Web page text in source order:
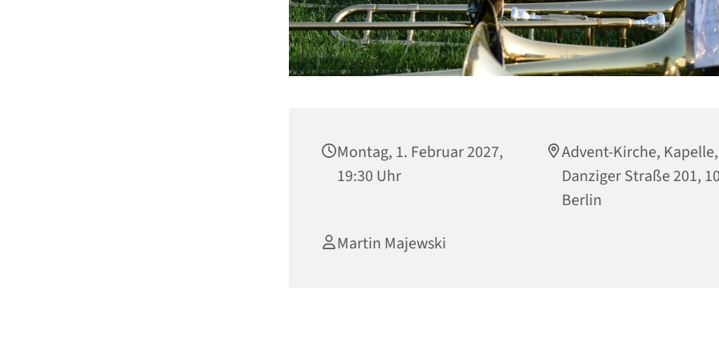
Montag, 1. Februar 2027,
19:30 Uhr
Advent-Kirche, Kapelle,
Danziger Straße 201,
Berlin
Martin Majewski